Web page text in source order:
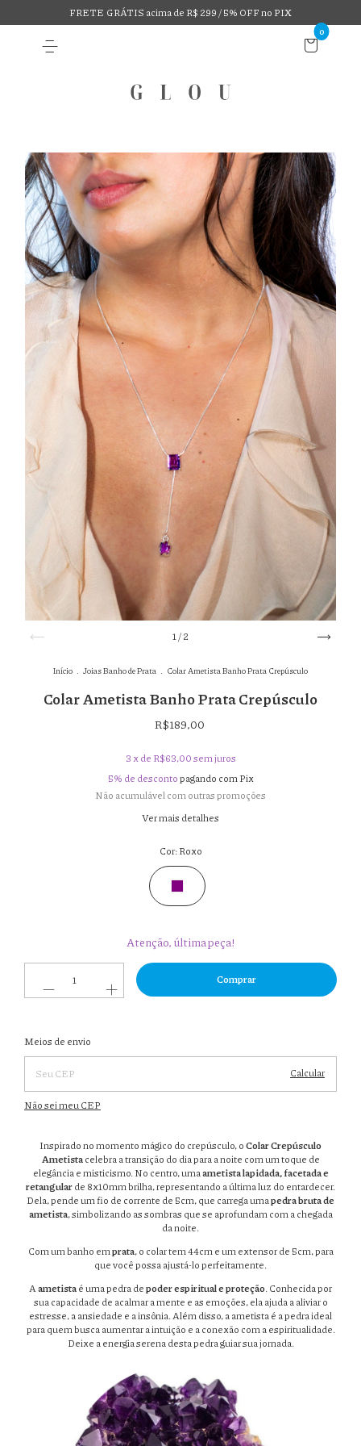
FRETE GRÁTIS acima de R$ 299 / 5% OFF no PIX
0
1/2
Início . Joias Banho de Prata . Colar Ametista Banho Prata Crepúsculo
Colar Ametista Banho Prata Crepúsculo
R$189,00
3 x de R$63,00sem juros
5% de descontopagando com Pix
Não acumulável com outras promoções
Ver mais detalhes
Cor:Roxo
Atenção, última peça!
Entregas para o CEP:
CEP
Meios de envio
Calcular
Não sei meu CEP
Inspirado no momento mágico do crepúsculo, oColar Crepúsculo
Ametistacelebra a transição do dia para a noite com um toque de
elegância e misticismo. No centro, umaametista lapidada, facetada e
retangularde 8x10mm brilha, representando a última luz do entardecer.
Dela, pende um fio de corrente de 5cm, que carrega umapedra bruta de
ametista, simbolizando as sombras que se aprofundam com a chegada
da noite.
Com um banho emprata, o colar tem 44cm e um extensor de 5cm, para
que você possa ajustá-lo perfeitamente.
Aametistaé uma pedra depoder espiritual e proteção. Conhecida por
sua capacidade de acalmar a mente e as emoções, ela ajuda a aliviar o
estresse, a ansiedade e a insônia. Além disso, a ametista é a pedra ideal
para quem busca aumentar a intuição e a conexão com a espiritualidade.
Deixe a energia serena desta pedra guiar sua jornada.